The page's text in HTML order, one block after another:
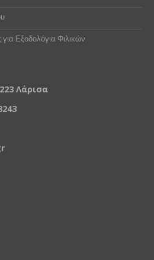
Εξοδολόγια Φιλικών
Λάρισα